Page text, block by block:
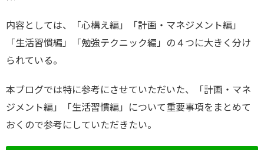
内容としては、「心構え編」「計画・マネジメント編」
「生活習慣編」「勉強テクニック編」の４つに大きく分け
られている。
本ブログでは特に参考にさせていただいた、「計画・マネ
ジメント編」「生活習慣編」について重要事項をまとめて
おくので参考にしていただきたい。